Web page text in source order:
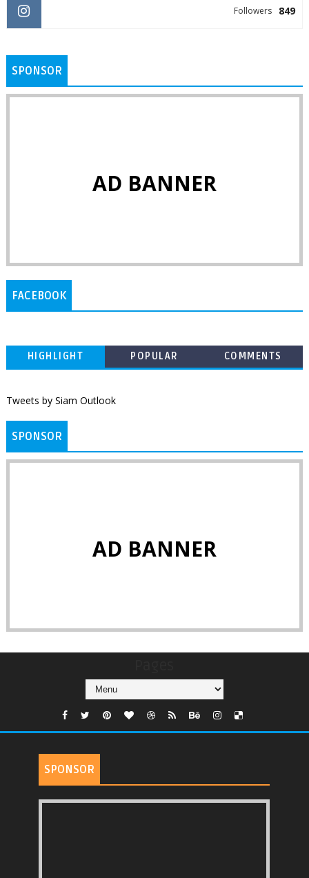
849
Followers
SPONSOR
AD BANNER
FACEBOOK
HIGHLIGHT POPULAR COMMENTS
Tweets by Siam Outlook
SPONSOR
AD BANNER
SPONSOR